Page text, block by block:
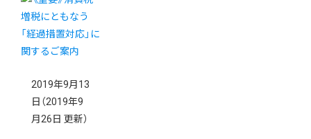
2019年9月13
日 （2019年9
月26日 更新）